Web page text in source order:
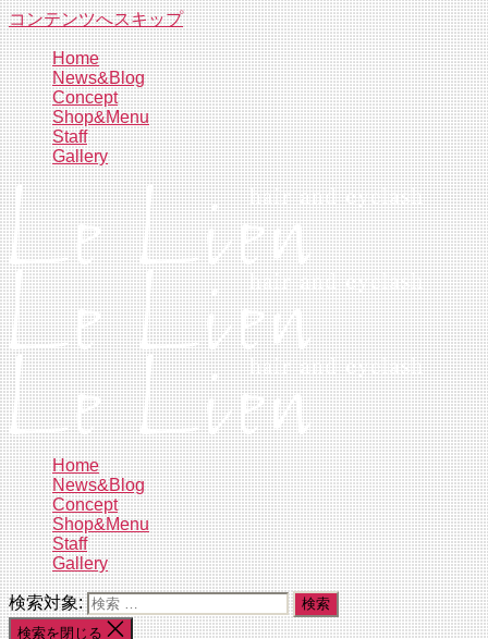
コンテンツへスキップ
Home
News&Blog
Concept
Shop&Menu
Staff
Gallery
Home
News&Blog
Concept
Shop&Menu
Staff
Gallery
検索対象:
検索を閉じる